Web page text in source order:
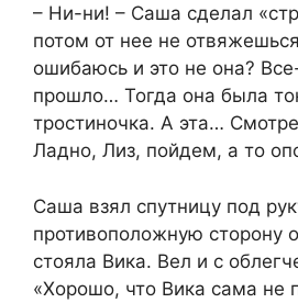
– Ни-ни! – Саша сделал
потом от нее не
ошибаюсь и это не она?
прошло… Тогда она была
тростиночка. А эта…
Ладно, Лиз, пойдем, а то
Саша взял спутницу под
противоположную сторону
стояла Вика. Вел и с
«Хорошо, что Вика сама не